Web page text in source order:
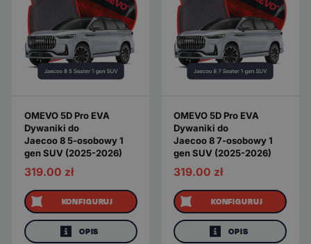
OMEVO 5D Pro EVA
Dywaniki do
Jaecoo 8 5-osobowy 1
gen SUV (2025-2026)
319.00 zł
KONFIGURUJ
OPIS
OMEVO 5D Pro EVA
Dywaniki do
Jaecoo 8 7-osobowy 1
gen SUV (2025-2026)
319.00 zł
KONFIGURUJ
OPIS